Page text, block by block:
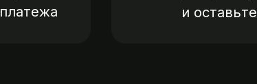
и оставьте